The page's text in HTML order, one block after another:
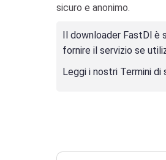
sicuro e anonimo.
Il downloader FastDl è
fornire il servizio se
Leggi i nostri Termini di